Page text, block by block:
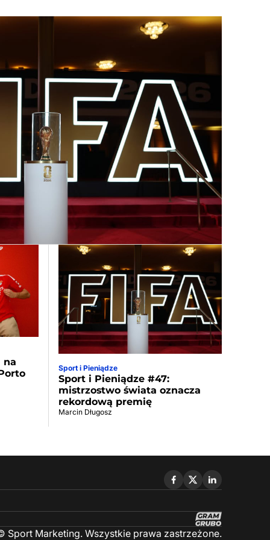
na
Sport i Pieniądze
Sport i Pieniądze #47:
mistrzostwo świata oznacza
rekordową premię
Marcin Długosz
Sport Marketing. Wszystkie prawa zastrzeżone.